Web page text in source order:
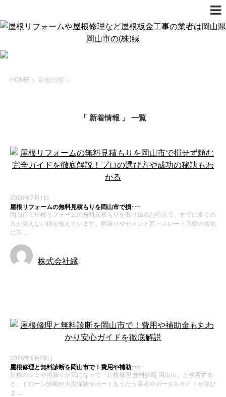
HOME > 新着情報 >
「 新着情報 」 一覧
2026年7月1日
屋根リフォームの無料見積もりを岡山市で損･･･
岡山市で屋根リフォームの無料見積もりを取り始めた時点で、すでに多くの
方が見えない損を抱えています。雨漏りやセメント瓦・スレート屋根の劣化
に不 …
株式会社縁
2026年6月29日
屋根修理と無料診断を岡山市で！費用や補助･･･
屋根のシミや雨漏りが気になって「屋根修理 無料診断 岡山市」と検索する
と、ドローン診断や火災保険サポートをうたう業者やポータルサイトが並び
ま …